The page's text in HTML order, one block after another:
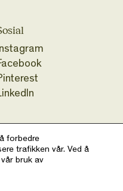
forbedre
trafikken vår. Ved å
bruk av